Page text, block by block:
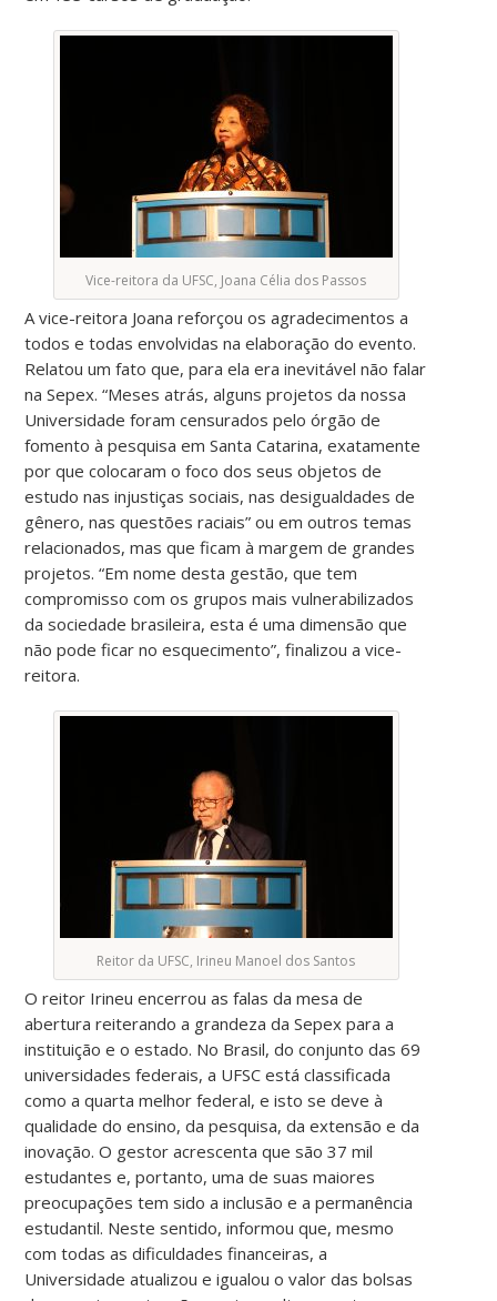
Vice-reitora da UFSC, Joana Célia dos Passos
A vice-reitora Joana reforçou os agradecimentos a
todos e todas envolvidas na elaboração do evento.
Relatou um fato que, para ela era inevitável não falar
na Sepex. “Meses atrás, alguns projetos da nossa
Universidade foram censurados pelo órgão de
fomento à pesquisa em Santa Catarina, exatamente
por que colocaram o foco dos seus objetos de
estudo nas injustiças sociais, nas desigualdades de
gênero, nas questões raciais” ou em outros temas
relacionados, mas que ficam à margem de grandes
projetos. “Em nome desta gestão, que tem
compromisso com os grupos mais vulnerabilizados
da sociedade brasileira, esta é uma dimensão que
não pode ficar no esquecimento”, finalizou a vice-
reitora.
Reitor da UFSC, Irineu Manoel dos Santos
O reitor Irineu encerrou as falas da mesa de
abertura reiterando a grandeza da Sepex para a
instituição e o estado. No Brasil, do conjunto das 69
universidades federais, a UFSC está classificada
como a quarta melhor federal, e isto se deve à
qualidade do ensino, da pesquisa, da extensão e da
inovação. O gestor acrescenta que são 37 mil
estudantes e, portanto, uma de suas maiores
preocupações tem sido a inclusão e a permanência
estudantil. Neste sentido, informou que, mesmo
com todas as dificuldades financeiras, a
Universidade atualizou e igualou o valor das bolsas